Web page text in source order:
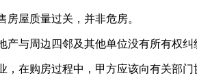
屋质量过关，并非危房。
产与周边四邻及其他单位没有所有权纠
，在购房过程中，甲方应该向有关部